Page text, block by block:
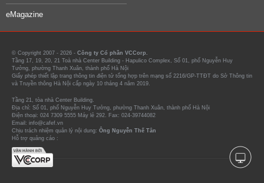
eMagazine
© Copyright 2007 - 2026 - Công ty Cổ phần VCCorp.
Tầng 17, 19, 20, 21 Toà nhà Center Building - Hapulico Complex, Số 01, phố Nguyễn Huy
Tưởng, phường Thanh Xuân, thành phố Hà Nội
Giấy phép thiết lập trang thông tin điện tử tổng hợp trên mạng số 2216/GP-TTĐT do Sở Thông tin
và Truyền thông Hà Nội cấp ngày 10 tháng 4 năm 2019.
Tầng 21, tòa nhà Center Building.
Địa chỉ: Số 01, phố Nguyễn Huy Tưởng, phường Thanh Xuân, thành phố Hà Nội
Điện thoại: 024 7309 5555 Máy lẻ 292. Fax: 024-39744082
Email: info@cafef.vn
Chịu trách nhiệm quản lý nội dung: Ông Nguyễn Thế Tân
Hỗ trợ quảng cáo :